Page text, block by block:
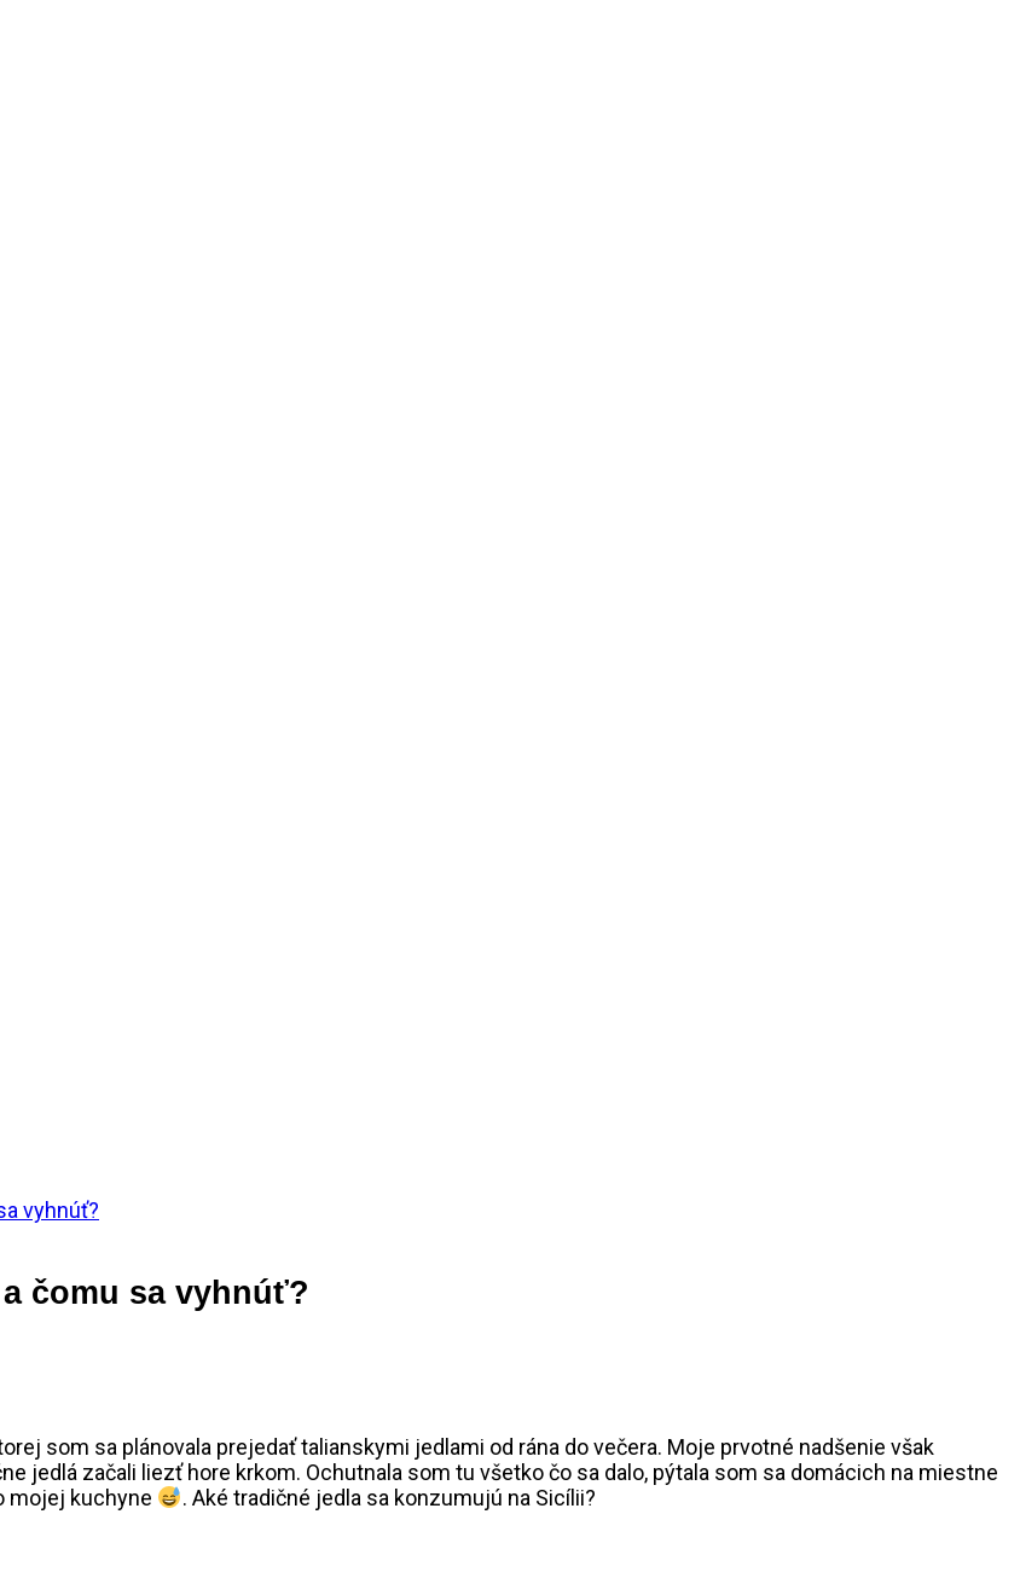
vyhnúť?
čomu sa vyhnúť?
som sa plánovala prejedať talianskymi jedlami od rána do večera. Moje prvotné nadšenie však
jedlá začali liezť hore krkom. Ochutnala som tu všetko čo sa dalo, pýtala som sa domácich na miestne
mojej kuchyne
. Aké tradičné jedla sa konzumujú na Sicílii?